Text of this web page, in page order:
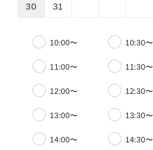
30 31
10:00〜 10:30〜
11:00〜 11:30〜
12:00〜 12:30〜
13:00〜 13:30〜
14:00〜 14:30〜